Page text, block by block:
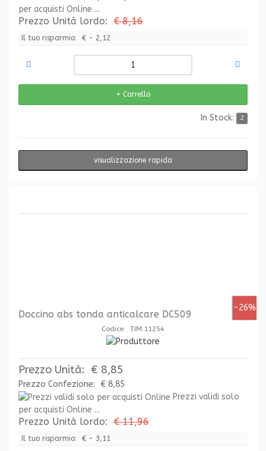
per acquisti Online ...
Prezzo Unità lordo: € 8,16
Il tuo risparmio: € - 2,12
In Stock: 2
visualizzazione rapida
-26%
Doccino abs tonda anticalcare DC509
Codice: TIM.11254
Prezzo Unità: € 8,85
Prezzo Confezione:
€ 8,85
Prezzi validi solo
per acquisti Online ...
Prezzo Unità lordo: € 11,96
Il tuo risparmio: € - 3,11